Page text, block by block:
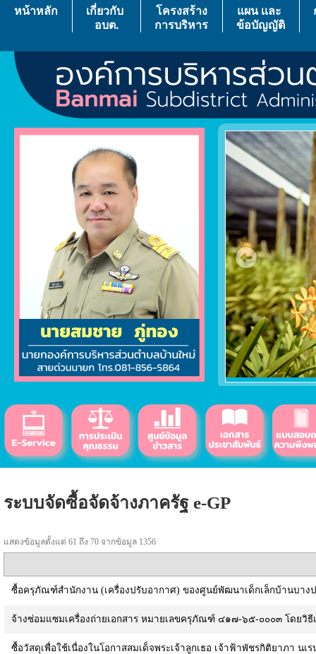
หน้าหลัก
เกี่ยวกับ
อบต.
โครงสร้าง
การบริหาร
แผน เเละ
ข้อบัญญัติ
ระบบจัดซื้อจัดจ้างภาครัฐ e-GP
แสดงข้อมูลตั้งแต่ 61 ถึง 70 จากข้อมูล 1356
ซื้อครุภัณฑ์สำนักงาน (เครื่องปรับอากาศ) ของศูนย์พัฒนาเด็กเล็กบ้านบางป
จ้างซ่อมแซมเครื่องถ่ายเอกสาร หมายเลขครุภัณฑ์ ๔๑๗-๖๕-๐๐๐๓ โดยวิธีเ
ซื้อวัสดุเพื่อใช้เนื่องในโอกาสสมเด็จพระเจ้าลูกเธอ เจ้าฟ้าพัชรกิติยาภา